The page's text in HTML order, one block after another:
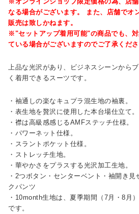
なる場合がございます。 また、店舗でオ
販売は致しかねます。
※"セットアップ着用可能"の商品でも、
ている場合がございますのでご了承くださ
上品な光沢があり、ビジネスシーンから
く着用できるスーツです。
・袖通しの楽なキュプラ混生地の袖裏。
・表生地を贅沢に使用した本台場仕立て。
・襟は高級感感じるAMFステッチ仕様。
・パワーネット仕様。
・スラントポケット仕様。
・ストレッチ生地。
・華やかさをプラスする光沢加工生地。
・2つボタン・センターベント・袖開き見
クパンツ
・10month生地は、夏季期間（7月・8月
です。